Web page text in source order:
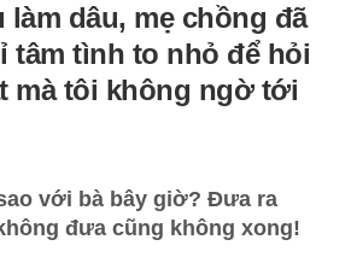
làm dâu, mẹ chồng đã
tâm tình to nhỏ để hỏi
mà tôi không ngờ tới
với bà bây giờ? Đưa ra
đưa cũng không xong!